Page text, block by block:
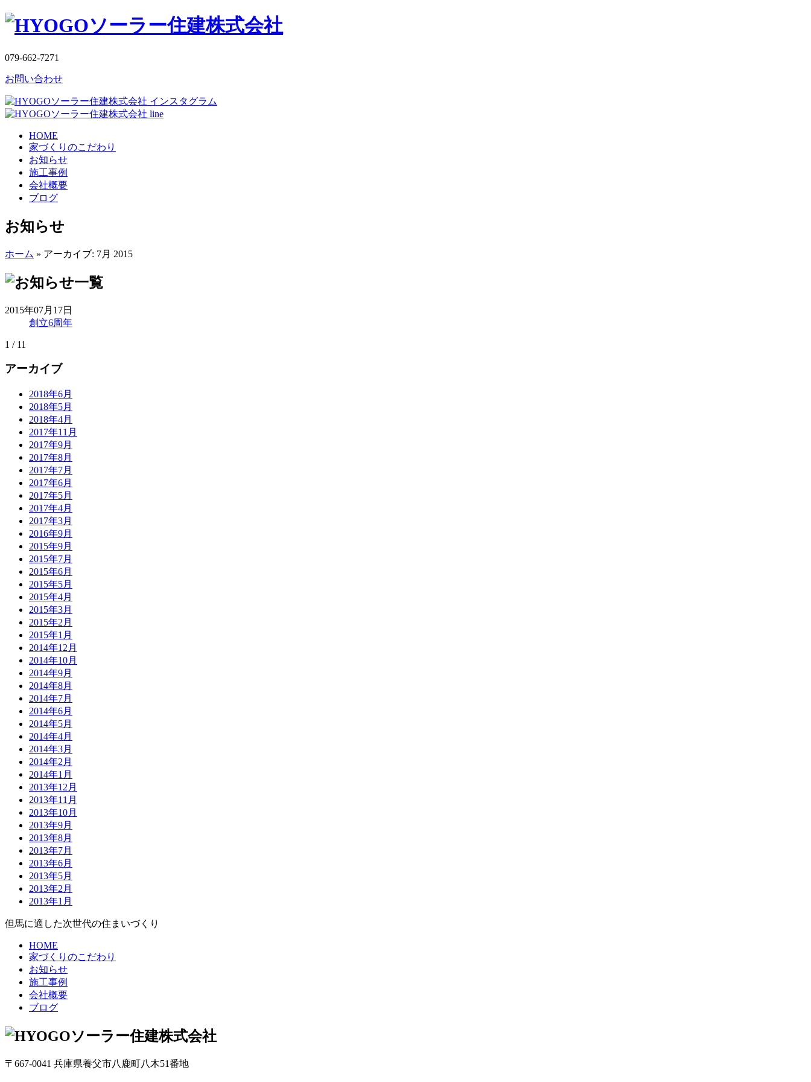
079-662-7271
お問い合わせ
HOME
家づくりのこだわり
お知らせ
施工事例
会社概要
ブログ
お知らせ
ホーム » アーカイブ: 7月 2015
2015年07月17日
創立6周年
1 / 11
アーカイブ
2018年6月
2018年5月
2018年4月
2017年11月
2017年9月
2017年8月
2017年7月
2017年6月
2017年5月
2017年4月
2017年3月
2016年9月
2015年9月
2015年7月
2015年6月
2015年5月
2015年4月
2015年3月
2015年2月
2015年1月
2014年12月
2014年10月
2014年9月
2014年8月
2014年7月
2014年6月
2014年5月
2014年4月
2014年3月
2014年2月
2014年1月
2013年12月
2013年11月
2013年10月
2013年9月
2013年8月
2013年7月
2013年6月
2013年5月
2013年2月
2013年1月
但馬に適した次世代の住まいづくり
HOME
家づくりのこだわり
お知らせ
施工事例
会社概要
ブログ
〒667-0041 兵庫県養父市八鹿町八木51番地